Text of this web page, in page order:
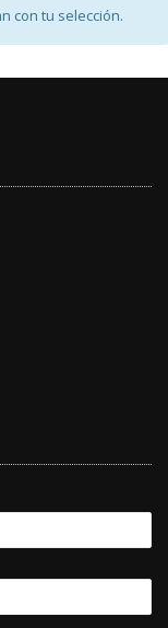
con tu selección.